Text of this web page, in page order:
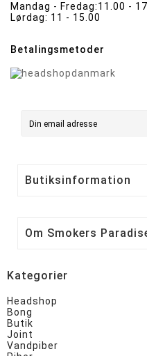
Mandag - Fredag:11.00 -
Lørdag: 11 - 15.00
Betalingsmetoder
Butiksinformation
Om Smokers
Kategorier
Headshop
Bong
Butik
Joint
Vandpiber